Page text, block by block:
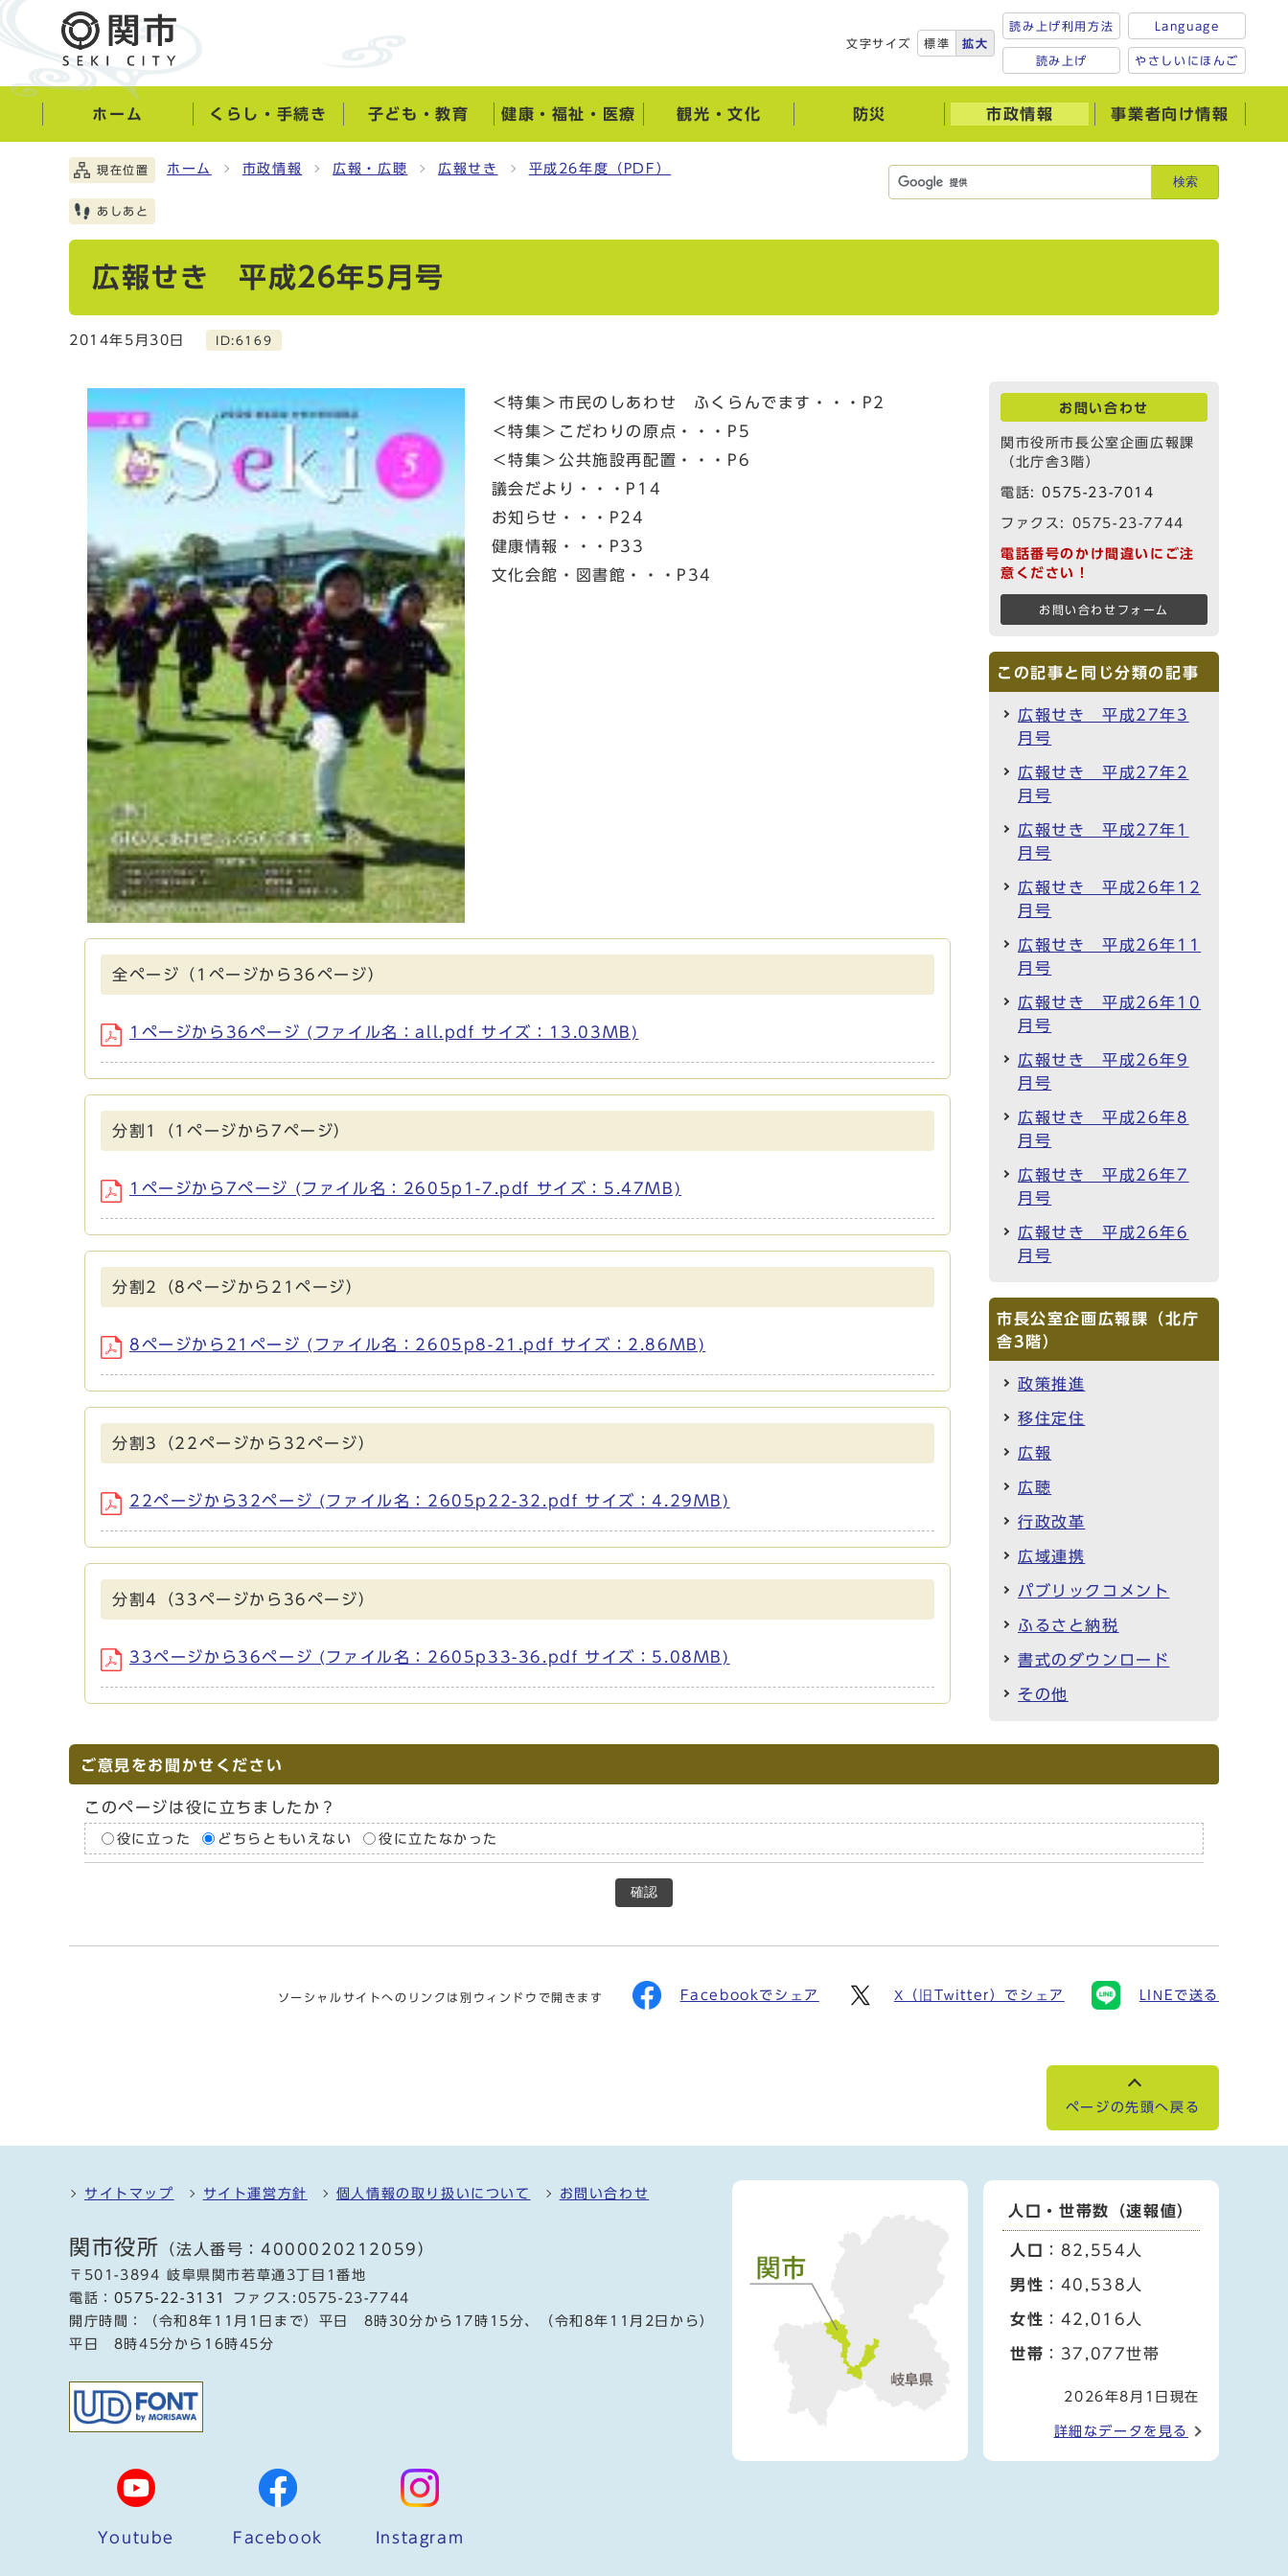
文字サイズ 標準 拡大
読み上げ利用方法
読み上げ
Language
やさしいにほんご
ホーム くらし・手続き 子ども・教育 健康・福祉・医療 観光・文化 防災 市政情報 事業者向け情報
検索
現在位置 ホーム 市政情報 広報・広聴 広報せき 平成26年度（PDF）
あしあと
広報せき 平成26年5月号
2014年5月30日 ID:6169
＜特集＞市民のしあわせ ふくらんでます・・・P2
＜特集＞こだわりの原点・・・P5
＜特集＞公共施設再配置・・・P6
議会だより・・・P14
お知らせ・・・P24
健康情報・・・P33
文化会館・図書館・・・P34
全ページ（1ページから36ページ）
1ページから36ページ (ファイル名：all.pdf サイズ：13.03MB)
分割1（1ページから7ページ）
1ページから7ページ (ファイル名：2605p1-7.pdf サイズ：5.47MB)
分割2（8ページから21ページ）
8ページから21ページ (ファイル名：2605p8-21.pdf サイズ：2.86MB)
分割3（22ページから32ページ）
22ページから32ページ (ファイル名：2605p22-32.pdf サイズ：4.29MB)
分割4（33ページから36ページ）
33ページから36ページ (ファイル名：2605p33-36.pdf サイズ：5.08MB)
お問い合わせ
関市役所市長公室企画広報課
（北庁舎3階）
電話:0575-23-7014
ファクス: 0575-23-7744
電話番号のかけ間違いにご注
意ください！
お問い合わせフォーム
この記事と同じ分類の記事
広報せき 平成27年3
月号
広報せき 平成27年2
月号
広報せき 平成27年1
月号
広報せき 平成26年12
月号
広報せき 平成26年11
月号
広報せき 平成26年10
月号
広報せき 平成26年9
月号
広報せき 平成26年8
月号
広報せき 平成26年7
月号
広報せき 平成26年6
月号
市長公室企画広報課（北庁
舎3階）
政策推進
移住定住
広報
広聴
行政改革
広域連携
パブリックコメント
ふるさと納税
書式のダウンロード
その他
ご意見をお聞かせください
このページは役に立ちましたか？
役に立った どちらともいえない 役に立たなかった
確認
ソーシャルサイトへのリンクは別ウィンドウで開きます Facebookでシェア X（旧Twitter）でシェア LINEで送る
ページの先頭へ戻る
サイトマップ サイト運営方針 個人情報の取り扱いについて お問い合わせ
関市役所 （法人番号：4000020212059）
〒501-3894 岐阜県関市若草通3丁目1番地
電話： 0575-22-3131
ファクス:0575-23-7744
開庁時間：（令和8年11月1日まで）平日 8時30分から17時15分、（令和8年11月2日から）
平日 8時45分から16時45分
Youtube Facebook Instagram
人口・世帯数（速報値）
人口 ：82,554人
男性 ：40,538人
女性 ：42,016人
世帯 ：37,077世帯
2026年8月1日現在
詳細なデータを見る